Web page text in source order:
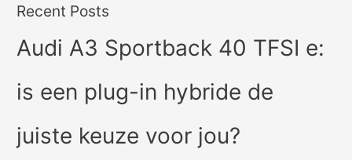
Recent Posts
Audi A3 Sportback 40 TFSI e:
is een plug-in hybride de
juiste keuze voor jou?